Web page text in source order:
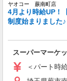
ヤオコー 蕨南町店
4月より時給UP！
制度始まりました
スーパーマーケ
＜パート時